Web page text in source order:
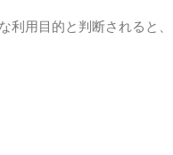
利用目的と判断されると、